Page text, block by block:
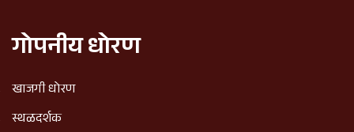
गोपनीय धोरण
खाजगी धोरण
स्थळदर्शक